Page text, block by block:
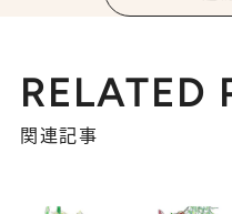
RELATED
関連記事